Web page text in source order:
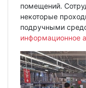
помещений.
некоторые
подручными
информационное